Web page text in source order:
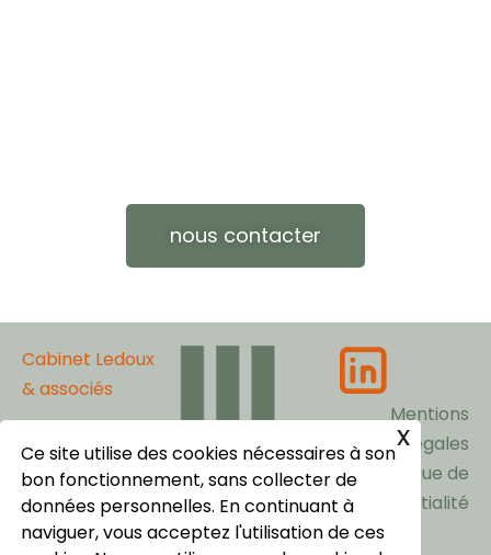
nous contacter
Cabinet Ledoux
& associés
10, rue
Portalis -
75008 Paris
Mentions
Légales
Politique de
confidentialité
Ce site utilise des cookies nécessaires à son
bon fonctionnement, sans collecter de
données personnelles. En continuant à
naviguer, vous acceptez l'utilisation de ces
x